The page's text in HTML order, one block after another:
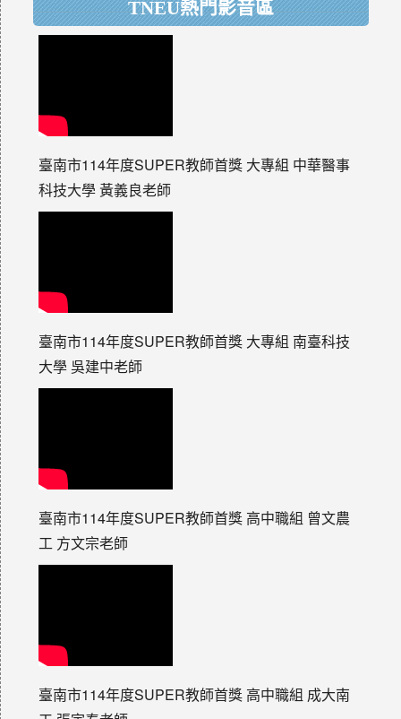
TNEU熱門影音區
臺南市114年度SUPER教師首獎 大專組 中華醫事
科技大學 黃義良老師
臺南市114年度SUPER教師首獎 大專組 南臺科技
大學 吳建中老師
臺南市114年度SUPER教師首獎 高中職組 曾文農
工 方文宗老師
臺南市114年度SUPER教師首獎 高中職組 成大南